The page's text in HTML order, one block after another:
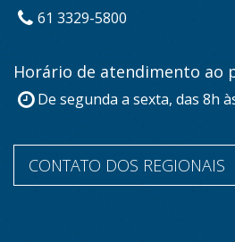
61 3329-5800
Horário de atendimento ao
De segunda a sexta, das 8h
CONTATO DOS REGIONAIS